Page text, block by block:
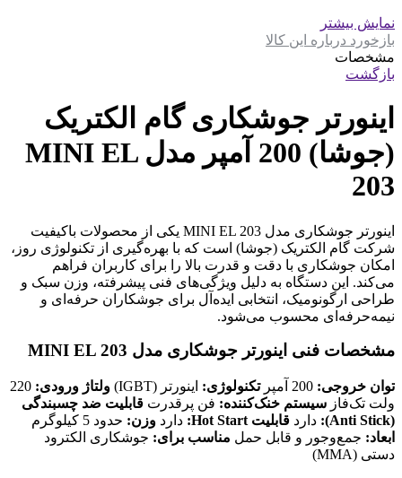
نمایش بیشتر
بازخورد درباره این کالا
مشخصات
بازگشت
اینورتر جوشکاری گام الکتریک
(جوشا) 200 آمپر مدل MINI EL
203
اینورتر جوشکاری مدل MINI EL 203 یکی از محصولات باکیفیت
شرکت گام الکتریک (جوشا) است که با بهره‌گیری از تکنولوژی روز،
امکان جوشکاری با دقت و قدرت بالا را برای کاربران فراهم
می‌کند. این دستگاه به دلیل ویژگی‌های فنی پیشرفته، وزن سبک و
طراحی ارگونومیک، انتخابی ایده‌آل برای جوشکاران حرفه‌ای و
نیمه‌حرفه‌ای محسوب می‌شود.
مشخصات فنی اینورتر جوشکاری مدل MINI EL 203
توان خروجی: تکنولوژی: اینورتر (IGBT) ولتاژ ورودی: 220
ولت تک‌فاز سیستم خنک‌کننده: فن پرقدرت قابلیت ضد چسبندگی
(Anti Stick):
دارد قابلیت Hot Start: دارد وزن: حدود 5 کیلوگرم
ابعاد: جمع‌وجور و قابل حمل مناسب برای: جوشکاری الکترود
دستی (MMA)